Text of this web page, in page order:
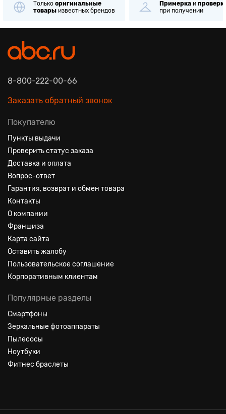
Только оригинальные
товары известных брендов
Примерка и
при получении
8-800-222-00-66
Заказать обратный звонок
Покупателю
Пункты выдачи
Проверить статус заказа
Доставка и оплата
Вопрос-ответ
Гарантия, возврат и обмен товара
Контакты
О компании
Франшиза
Карта сайта
Оставить жалобу
Пользовательское соглашение
Корпоративным клиентам
Популярные разделы
Смартфоны
Зеркальные фотоаппараты
Пылесосы
Ноутбуки
Фитнес браслеты